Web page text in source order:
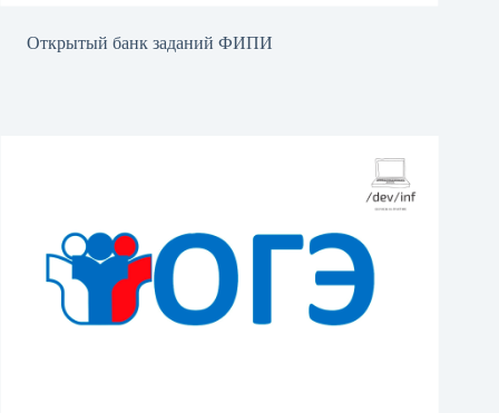
Открытый банк заданий ФИПИ